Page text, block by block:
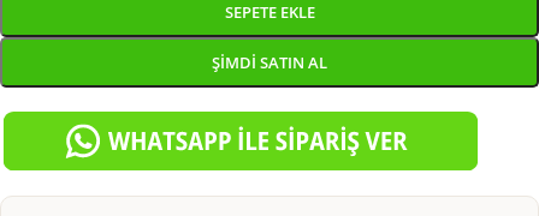
SEPETE EKLE
ŞIMDI SATIN AL